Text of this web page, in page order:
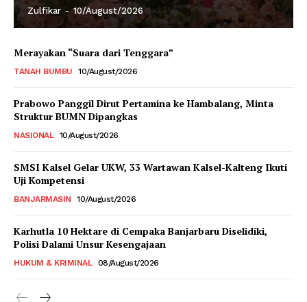
Zulfikar - 10/August/2026
Merayakan “Suara dari Tenggara”
TANAH BUMBU 10/August/2026
Prabowo Panggil Dirut Pertamina ke Hambalang, Minta
Struktur BUMN Dipangkas
NASIONAL 10/August/2026
SMSI Kalsel Gelar UKW, 33 Wartawan Kalsel-Kalteng Ikuti
Uji Kompetensi
BANJARMASIN 10/August/2026
Karhutla 10 Hektare di Cempaka Banjarbaru Diselidiki,
Polisi Dalami Unsur Kesengajaan
HUKUM & KRIMINAL 08/August/2026